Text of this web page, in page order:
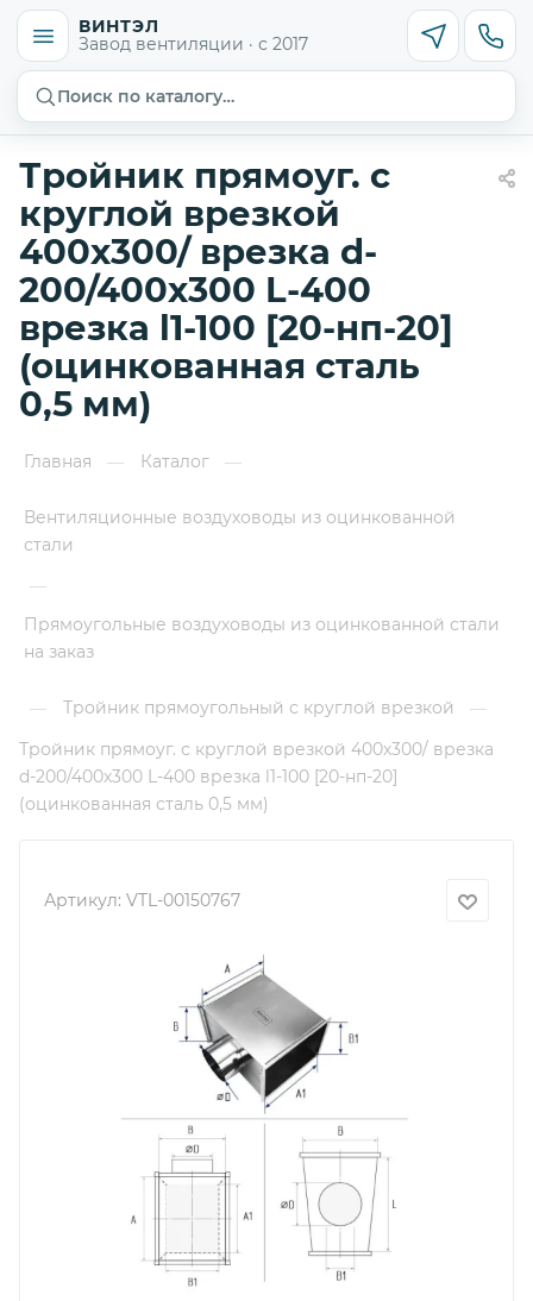
ВИНТЭЛ
Завод вентиляции · с 2017
Поиск по каталогу…
Тройник прямоуг. с
круглой врезкой
400х300/ врезка d-
200/400х300 L-400
врезка l1-100 [20-нп-20]
(оцинкованная сталь
0,5 мм)
Главная — Каталог —
Вентиляционные воздуховоды из оцинкованной
стали
—
Прямоугольные воздуховоды из оцинкованной стали
на заказ
— Тройник прямоугольный с круглой врезкой
—
Тройник прямоуг. с круглой врезкой 400х300/ врезка
d-200/400х300 L-400 врезка l1-100 [20-нп-20]
(оцинкованная сталь 0,5 мм)
Артикул: VTL-00150767